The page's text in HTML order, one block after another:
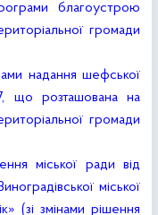
благоустрою
громади
надання шефської
що розташована на
громади
міської ради від
міської
(зі змінами рішення